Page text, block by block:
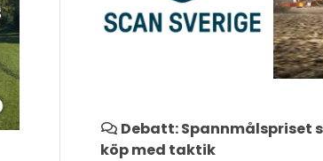
Debatt: Spannmålspriset
köp med taktik